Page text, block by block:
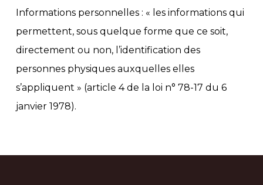
Informations personnelles : « les informations qui
permettent, sous quelque forme que ce soit,
directement ou non, l’identification des
personnes physiques auxquelles elles
s’appliquent » (article 4 de la loi n° 78-17 du 6
janvier 1978).